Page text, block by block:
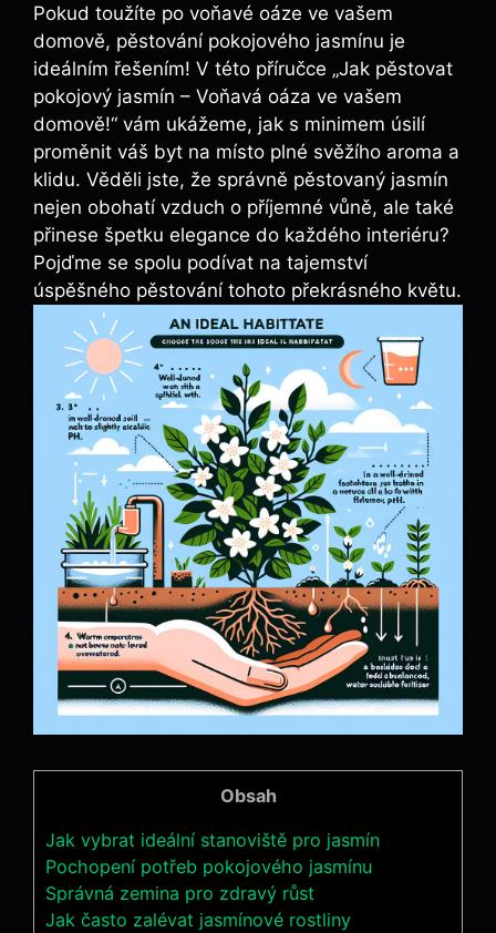
Pokud toužíte po voňavé oáze ve vašem
domově, pěstování pokojového jasmínu je
ideálním řešením! V této příručce „Jak pěstovat
pokojový jasmín – Voňavá oáza ve vašem
domově!“ vám ukážeme, jak s minimem úsilí
proměnit váš byt na místo plné svěžího aroma a
klidu. Věděli jste, že správně pěstovaný jasmín
nejen obohatí vzduch o příjemné vůně, ale také
přinese špetku elegance do každého interiéru?
Pojďme se spolu podívat na tajemství
úspěšného pěstování tohoto překrásného květu.
Obsah
Jak vybrat ideální stanoviště pro jasmín
Pochopení potřeb pokojového jasmínu
Správná zemina pro zdravý růst
Jak často zalévat jasmínové rostliny